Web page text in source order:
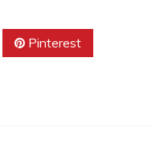
Pinterest